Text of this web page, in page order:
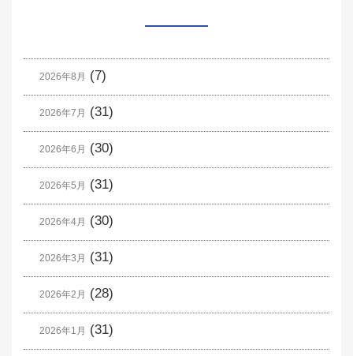
2026年8月 (7)
2026年7月 (31)
2026年6月 (30)
2026年5月 (31)
2026年4月 (30)
2026年3月 (31)
2026年2月 (28)
2026年1月 (31)